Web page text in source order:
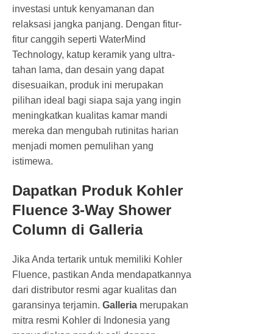
investasi untuk kenyamanan dan
relaksasi jangka panjang. Dengan fitur-
fitur canggih seperti WaterMind
Technology, katup keramik yang ultra-
tahan lama, dan desain yang dapat
disesuaikan, produk ini merupakan
pilihan ideal bagi siapa saja yang ingin
meningkatkan kualitas kamar mandi
mereka dan mengubah rutinitas harian
menjadi momen pemulihan yang
istimewa.
Dapatkan Produk Kohler
Fluence 3-Way Shower
Column di Galleria
Jika Anda tertarik untuk memiliki Kohler
Fluence, pastikan Anda mendapatkannya
dari distributor resmi agar kualitas dan
garansinya terjamin. Galleria merupakan
mitra resmi Kohler di Indonesia yang